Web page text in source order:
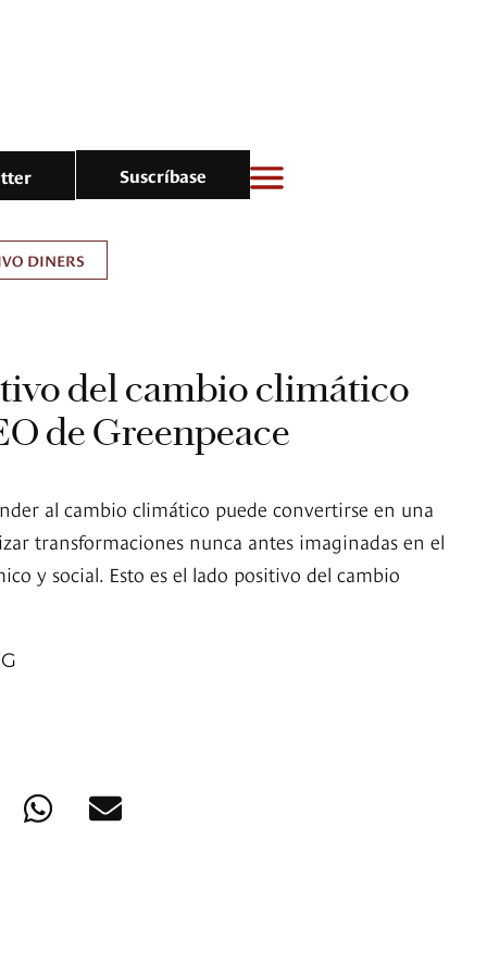
Suscríbase
DINERS
del cambio climático
de Greenpeace
al cambio climático puede convertirse en una
transformaciones nunca antes imaginadas en el
y social. Esto es el lado positivo del cambio